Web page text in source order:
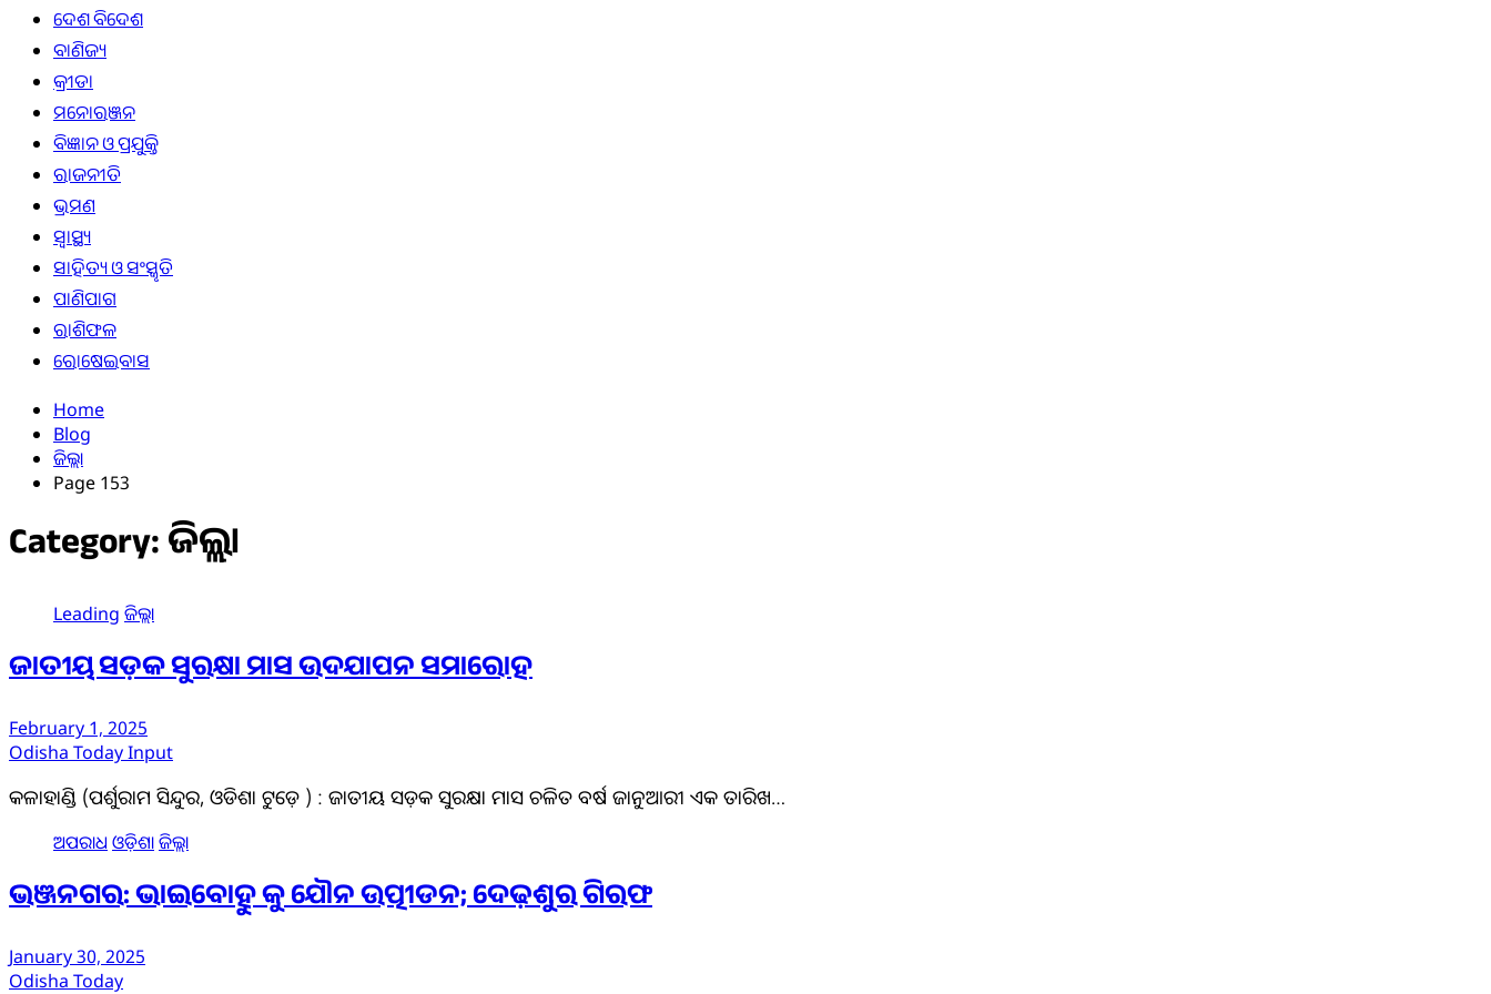
ଦେଶ ବିଦେଶ
ବାଣିଜ୍ୟ
କ୍ରୀଡା
ମନୋରଞ୍ଜନ
ବିଜ୍ଞାନ ଓ ପ୍ରଯୁକ୍ତି
ରାଜନୀତି
ଭ୍ରମଣ
ସ୍ୱାସ୍ଥ୍ୟ
ସାହିତ୍ୟ ଓ ସଂସ୍କୃତି
ପାଣିପାଗ
ରାଶିଫଳ
ରୋଷେଇବାସ
Home
Blog
ଜିଲ୍ଲା
Page 153
Category:ଜିଲ୍ଲା
Leading ଜିଲ୍ଲା
ଜାତୀୟ ସଡ଼କ ସୁରକ୍ଷା ମାସ ଉଦଯାପନ ସମାରୋହ
February 1, 2025
Odisha Today Input
କଳାହାଣ୍ଡି (ପର୍ଶୁରାମ ସିନ୍ଦୁର, ଓଡିଶା ଟୁଡ଼େ ) : ଜାତୀୟ ସଡ଼କ ସୁରକ୍ଷା ମାସ ଚଳିତ ବର୍ଷ ଜାନୁଆରୀ ଏକ ତାରିଖ…
ଅପରାଧ ଓଡ଼ିଶାଜିଲ୍ଲା
ଭଞ୍ଜନଗର: ଭାଇବୋହୁ କୁ ଯୌନ ଉତ୍ପୀଡନ; ଦେଢ଼ଶୁର ଗିରଫ
January 30, 2025
Odisha Today